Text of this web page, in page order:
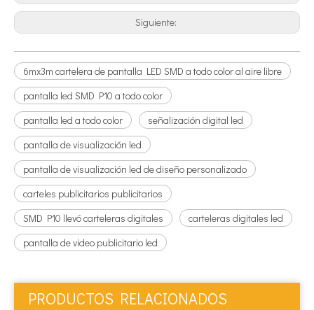
Siguiente:
6mx3m cartelera de pantalla LED SMD a todo color al aire libre
pantalla led SMD P10 a todo color
pantalla led a todo color
señalización digital led
pantalla de visualización led
pantalla de visualización led de diseño personalizado
carteles publicitarios publicitarios
SMD P10 llevó carteleras digitales
carteleras digitales led
pantalla de video publicitario led
PRODUCTOS RELACIONADOS